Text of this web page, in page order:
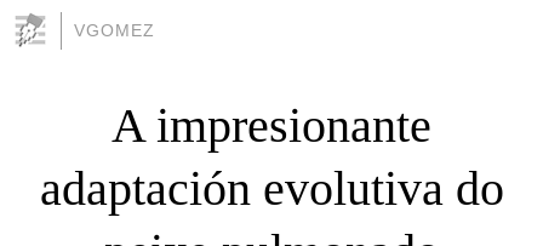
VGOMEZ
A impresionante
adaptación evolutiva do